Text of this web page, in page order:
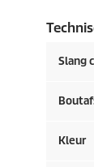
Slang
Kleur